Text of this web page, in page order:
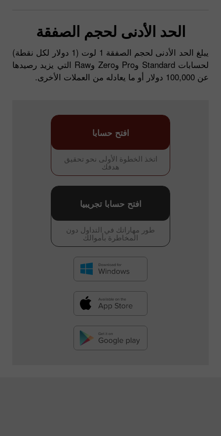
الحد الأدنى لحجم الصفقة
يبلغ الحد الأدنى لحجم الصفقة 1 لوت (1 دولار لكل نقطة)
لحسابات Standard وPro وZero وRaw التي يزيد رصيدها
عن 100,000 دولار أو ما يعادله من العملات الأخرى.
اتخذ الخطوة الأولى نحو تحقيق
هدفك
افتح حسابا
طور مهاراتك في التداول دون
المخاطرة بأموالك
افتح حسابا تجريبيا